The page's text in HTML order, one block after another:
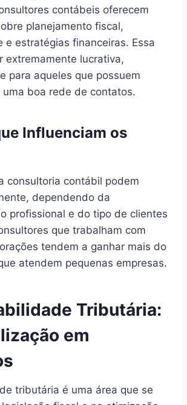
contábeis oferecem
planejamento fiscal,
e estratégias financeiras. Essa
extremamente lucrativa,
para aqueles que possuem
uma boa rede de contatos.
Influenciam os
consultoria contábil podem
dependendo da
profissional e do tipo de clientes
que trabalham com
tendem a ganhar mais do
atendem pequenas empresas.
Tributária:
em
tributária é uma área que se